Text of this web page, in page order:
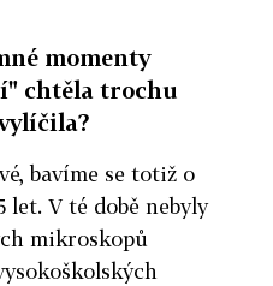
momenty
chtěla trochu
bavíme se totiž o
let. V té době nebyly
mikroskopů